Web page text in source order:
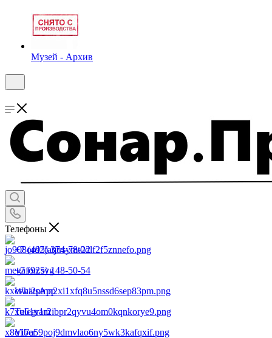
Музей - Архив
Телефоны
+7 (495) 374-78-22
+7 (925) 148-50-54
WhatsApp
Telegram
Viber